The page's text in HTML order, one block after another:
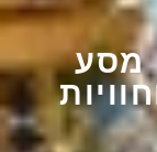
מסע